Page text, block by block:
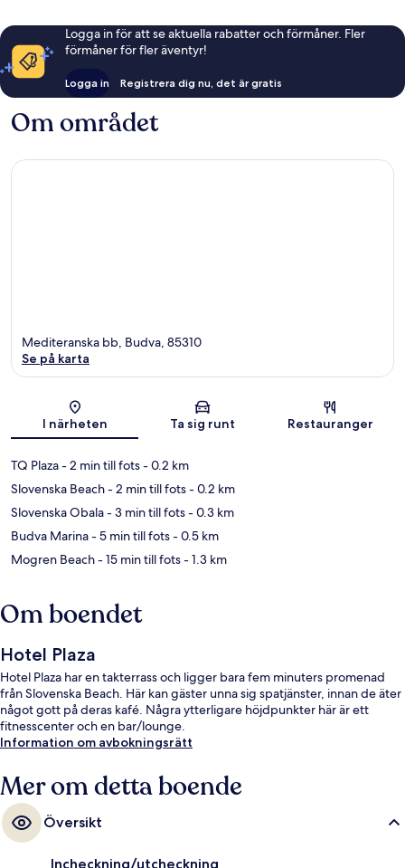
Logga in för att se aktuella rabatter och förmåner. Fler
förmåner för fler äventyr!
Logga in Registrera dig nu, det är gratis
Om området
Karta
Mediteranska bb, Budva, 85310
Se på karta
I närheten Ta sig runt Restauranger
TQ Plaza- 2 min till fots- 0.2 km
Slovenska Beach- 2 min till fots- 0.2 km
Slovenska Obala- 3 min till fots- 0.3 km
Budva Marina- 5 min till fots- 0.5 km
Mogren Beach- 15 min till fots- 1.3 km
Om boendet
Hotel Plaza
Hotel Plaza har en takterrass och ligger bara fem minuters promenad
från Slovenska Beach. Här kan gäster unna sig spatjänster, innan de äter
något gott på deras kafé. Några ytterligare höjdpunkter här är ett
fitnesscenter och en bar/lounge.
Information om avbokningsrätt
Mer om detta boende
Översikt
Incheckning/utcheckning